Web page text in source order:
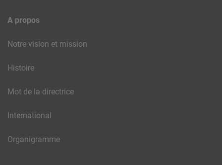
A propos
Notre vision et mission
Histoire
Mot de la directrice
International
Organigramme